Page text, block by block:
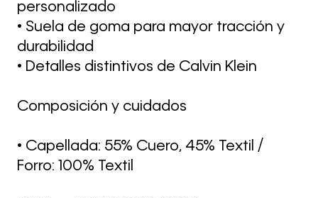
personalizado
• Suela de goma para mayor tracción y
durabilidad
• Detalles distintivos de Calvin Klein
Composición y cuidados
• Capellada: 55% Cuero, 45% Textil /
Forro: 100% Textil